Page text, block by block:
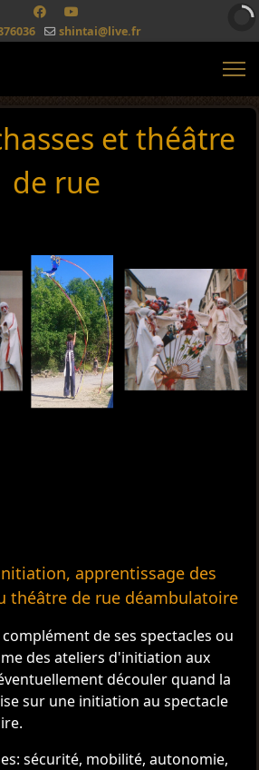
shintai@live.fr
et théâtre
de rue
apprentissage des
théâtre de rue déambulatoire
de ses spectacles ou
des ateliers d'initiation aux
découler quand la
sur une initiation au spectacle
sécurité, mobilité, autonomie,